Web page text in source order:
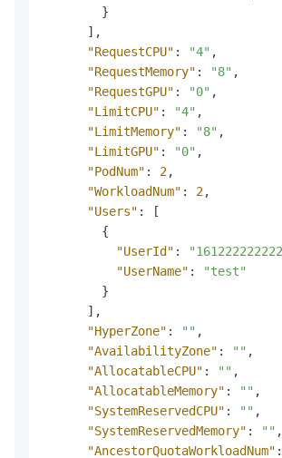
}
] ,
"RequestCPU" : "4" ,
"RequestMemory" : "8" ,
"RequestGPU" : "0" ,
"LimitCPU" : "4" ,
"LimitMemory" : "8" ,
"LimitGPU" : "0" ,
"PodNum" : 2,
"WorkloadNum" : 2,
"Users" :
[
{
"UserId" :
"UserName" :
"test"
}
] ,
"HyperZone" : "" ,
"AvailabilityZone" : "" ,
"AllocatableCPU" : "" ,
"AllocatableMemory" : "" ,
"SystemReservedCPU" : "" ,
"SystemReservedMemory" : "" ,
"AncestorQuotaWorkloadNum" :